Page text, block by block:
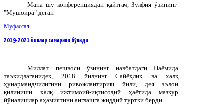
Мана шу конференциядан қайтгач, Зулфия ўзининг
"Мушоира" деган
Муфассал...
2019-2021 йиллар самарали бўлади
Миллат пешвоси ўзининг навбатдаги Паёмида
таъкидлаганидек, 2018 йилнинг Сайёҳлик ва халқ
ҳунармандчилигини ривожлантириш йили, дея эълон
қилиниши халқ ижтимоий-иқтисодий ҳаётида мазкур
йўналишлар аҳамиятини англашга жиддий туртки берди.